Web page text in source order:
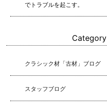
でトラブルを起こす。
Category
クラシック材「古材」ブログ
スタッフブログ